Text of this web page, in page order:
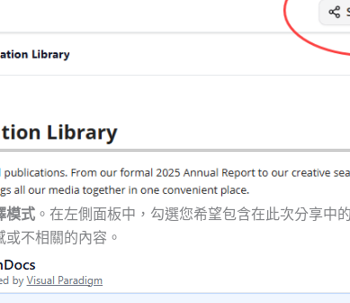
模式 。在左側面板中，勾選您希望包含在此次分享中
或不相關的內容。